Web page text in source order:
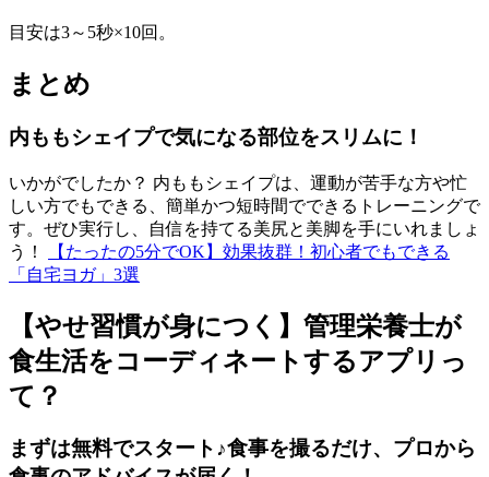
目安は3～5秒×10回。
まとめ
内ももシェイプで気になる部位をスリムに！
いかがでしたか？ 内ももシェイプは、運動が苦手な方や忙
しい方でもできる、簡単かつ短時間でできるトレーニングで
す。ぜひ実行し、自信を持てる美尻と美脚を手にいれましょ
う！
【たったの5分でOK】効果抜群！初心者でもできる
「自宅ヨガ」3選
【やせ習慣が身につく】管理栄養士が
食生活をコーディネートするアプリっ
て？
まずは無料でスタート♪食事を撮るだけ、プロから